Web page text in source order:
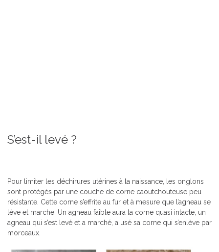
S’est-il levé ?
Pour limiter les déchirures utérines à la naissance, les onglons
sont protégés par une couche de corne caoutchouteuse peu
résistante. Cette corne s’effrite au fur et à mesure que l’agneau se
lève et marche. Un agneau faible aura la corne quasi intacte, un
agneau qui s’est levé et a marché, a usé sa corne qui s’enlève par
morceaux.